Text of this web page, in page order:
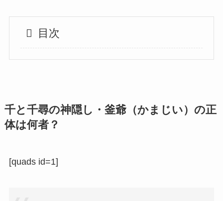
目次
千と千尋の神隠し・釜爺（かまじい）の正
体は何者？
[quads id=1]